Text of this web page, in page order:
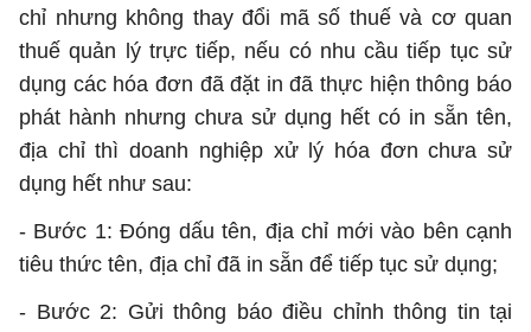
chỉ nhưng không thay đổi mã số thuế và cơ quan
thuế quản lý trực tiếp, nếu có nhu cầu tiếp tục sử
dụng các hóa đơn đã đặt in đã thực hiện thông báo
phát hành nhưng chưa sử dụng hết có in sẵn tên,
địa chỉ thì doanh nghiệp xử lý hóa đơn chưa sử
dụng hết như sau:
- Bước 1: Đóng dấu tên, địa chỉ mới vào bên cạnh
tiêu thức tên, địa chỉ đã in sẵn để tiếp tục sử dụng;
- Bước 2: Gửi thông báo điều chỉnh thông tin tại